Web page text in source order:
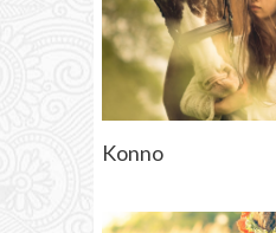
Konno